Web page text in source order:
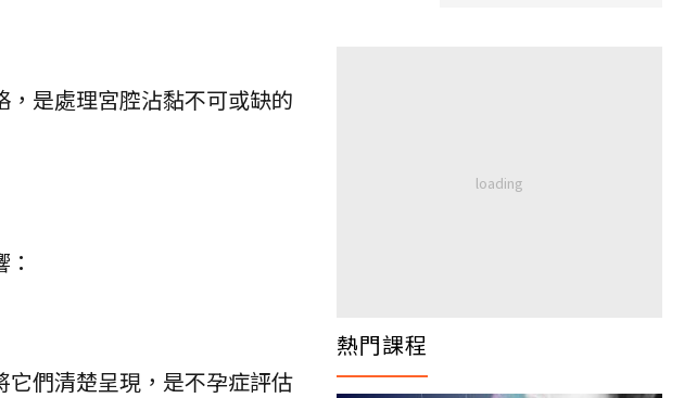
是處理宮腔沾黏不可或缺的
們清楚呈現，是不孕症評估
熱門課程